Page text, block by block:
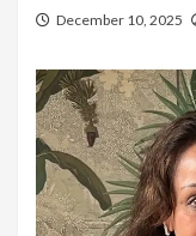
December 10, 2025